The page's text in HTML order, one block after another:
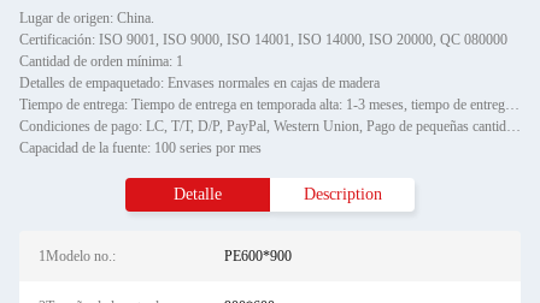
Lugar de origen: China.
Certificación: ISO 9001, ISO 9000, ISO 14001, ISO 14000, ISO 20000, QC 080000
Cantidad de orden mínima: 1
Detalles de empaquetado: Envases normales en cajas de madera
Tiempo de entrega: Tiempo de entrega en temporada alta: 1-3 meses, tiempo de entrega fuera de temporada: un mes
Condiciones de pago: LC, T/T, D/P, PayPal, Western Union, Pago de pequeñas cantidades, Gram de dinero
Capacidad de la fuente: 100 series por mes
Detalle Description
1Modelo no.: PE600*900